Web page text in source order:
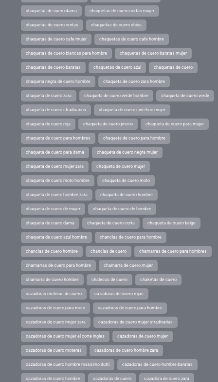
chaquetas de cuero dama chaquetas de cuero cortas mujer
chaquetas de cuero cortas chaquetas de cuero chica
chaquetas de cuero cafe mujer chaquetas de cuero cafe hombre
chaquetas de cuero blancas para hombre chaquetas de cuero baratas mujer
chaquetas de cuero baratas chaquetas de cuero azul chaquetas de cuero
chaqueta negra de cuero hombre chaqueta de cuero zara hombre
chaqueta de cuero zara chaqueta de cuero verde hombre chaqueta de cuero verde
chaqueta de cuero stradivarius chaqueta de cuero sintetico mujer
chaqueta de cuero roja chaqueta de cuero precio chaqueta de cuero para mujer
chaqueta de cuero para hombres chaqueta de cuero para hombre
chaqueta de cuero para dama chaqueta de cuero negra mujer
chaqueta de cuero mujer zara chaqueta de cuero mujer
chaqueta de cuero moto hombre chaqueta de cuero moto
chaqueta de cuero hombre zara chaqueta de cuero hombre
chaqueta de cuero de mujer chaqueta de cuero de hombre
chaqueta de cuero dama chaqueta de cuero corta chaqueta de cuero beige
chaqueta de cuero azul hombre chanclas de cuero para hombre
chanclas de cuero hombre chanclas de cuero chamarras de cuero para hombres
chamarras de cuero para hombre chamarra de cuero mujer
chamarra de cuero hombre chalecos de cuero chaketas de cuero
cazadoras moteras de cuero cazadoras de cuero rojas
cazadoras de cuero para moto cazadoras de cuero para hombre
cazadoras de cuero mujer zara cazadoras de cuero mujer stradivarius
cazadoras de cuero mujer el corte ingles cazadoras de cuero mujer
cazadoras de cuero moteras cazadoras de cuero hombre zara
cazadoras de cuero hombre massimo dutti cazadoras de cuero hombre baratas
cazadoras de cuero hombre cazadoras de cuero cazadora de cuero zara